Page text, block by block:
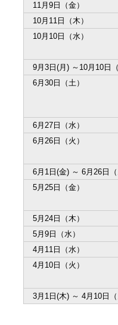
11月9日（金）
10月11日（木）
10月10日（水）
9月3日(月) ～10月10日
6月30日（土）
6月27日（水）
6月26日（火）
6月1日(金) ～ 6月26日
5月25日（金）
5月24日（木）
5月9日（水）
4月11日（水）
4月10日（火）
3月1日(木) ～ 4月10日